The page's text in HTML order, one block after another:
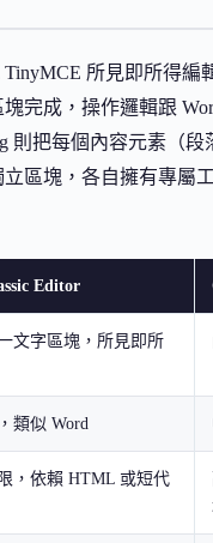
TinyMCE 所見即所得編
完成，操作邏輯跟
則把每個內容元素（段
區塊，各自擁有專屬
Editor
文字區塊，所見即所
類似 Word
，依賴 HTML 或短代